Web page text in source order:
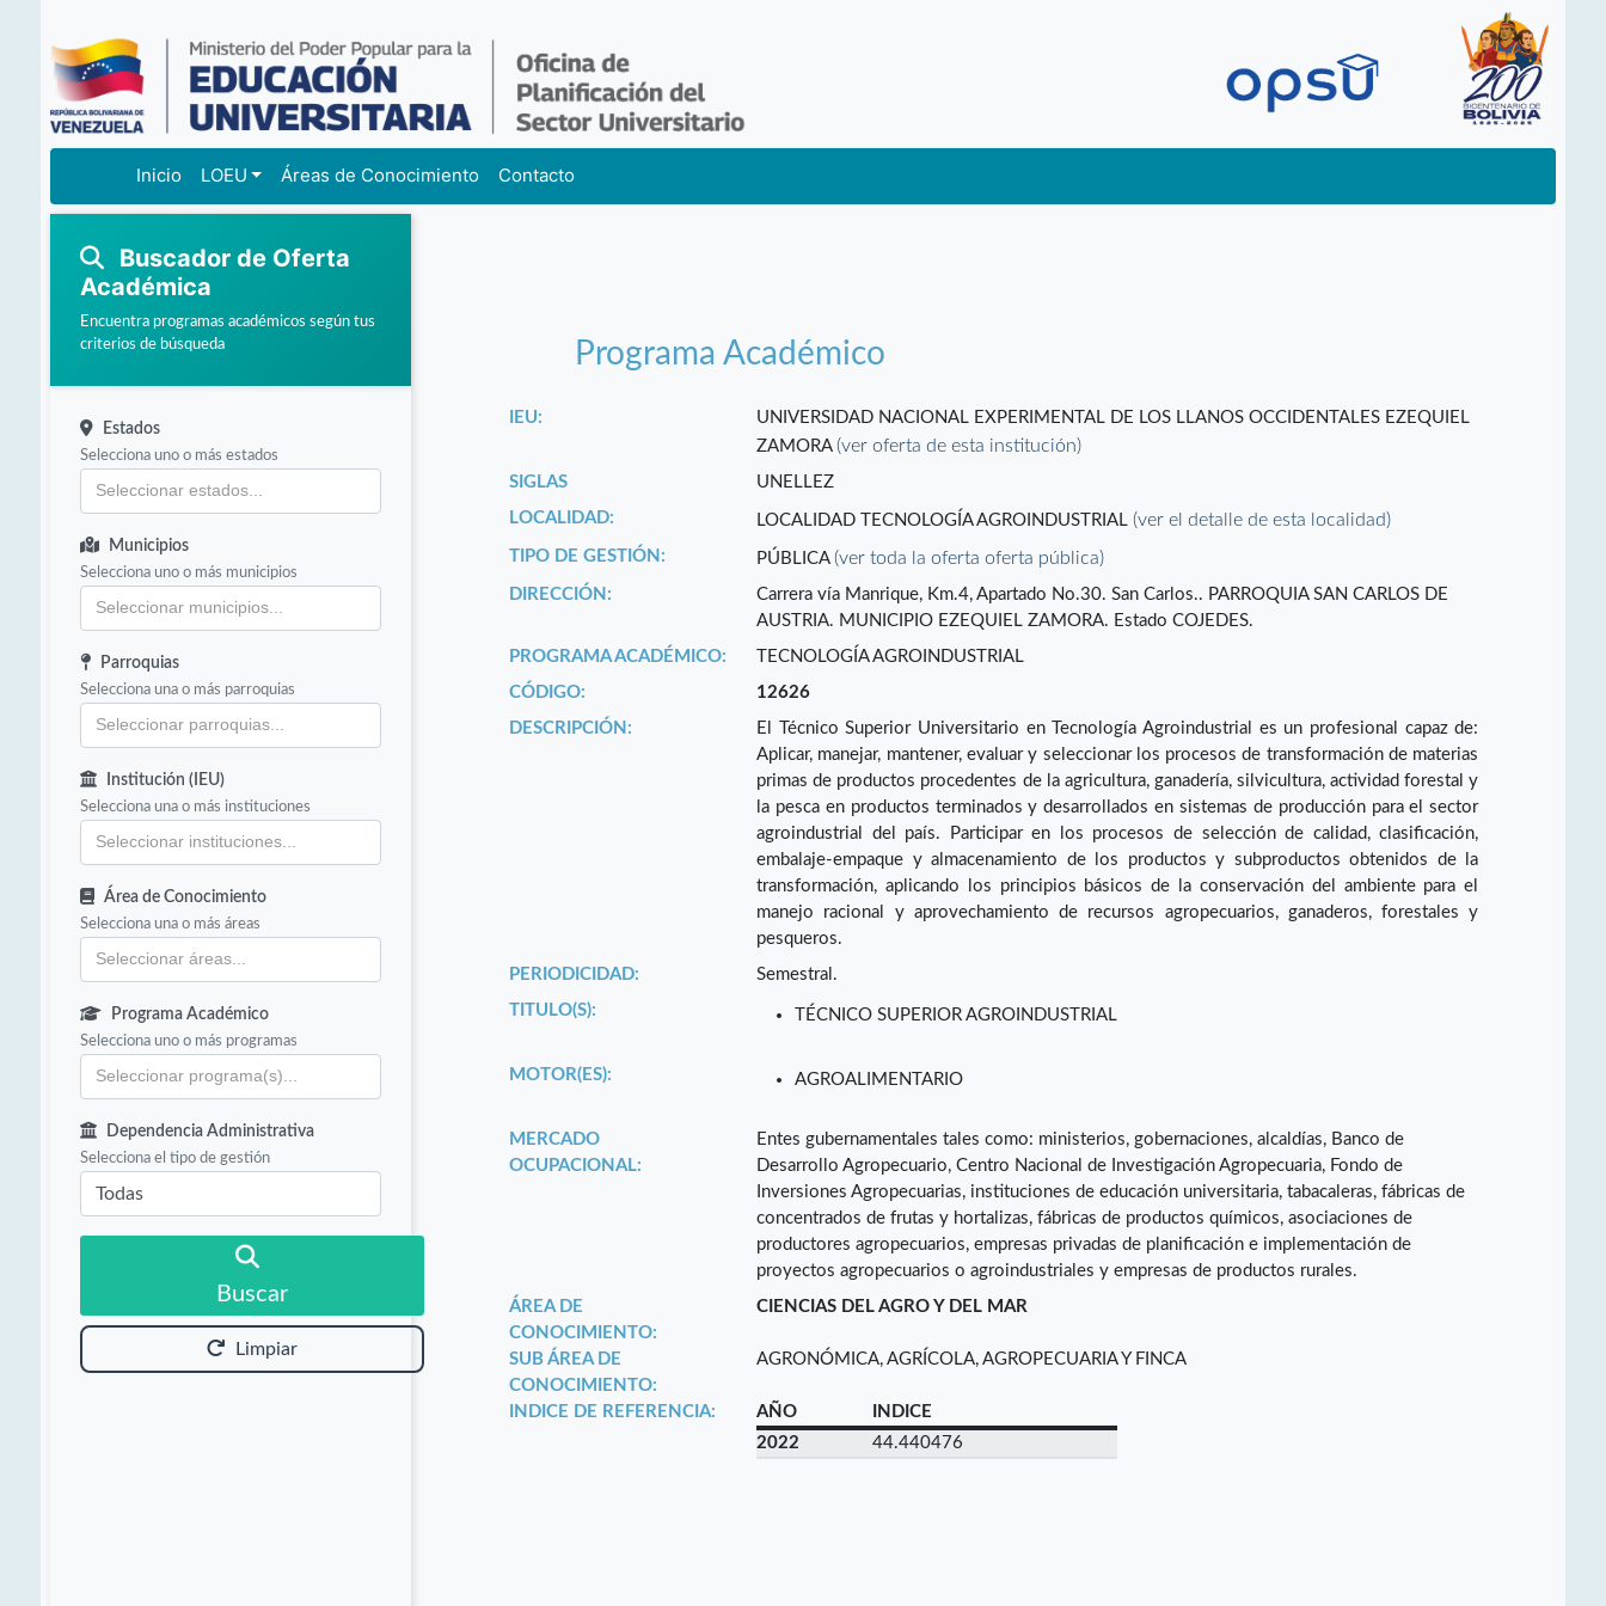
Inicio LOEU Áreas de Conocimiento Contacto
Buscador de Oferta
Académica
Encuentra programas académicos según tus
criterios de búsqueda
Estados
Selecciona uno o más estados
Municipios
Selecciona uno o más municipios
Parroquias
Selecciona una o más parroquias
Institución (IEU)
Selecciona una o más instituciones
Área de Conocimiento
Selecciona una o más áreas
Programa Académico
Selecciona uno o más programas
Dependencia Administrativa
Selecciona el tipo de gestión
Buscar
Limpiar
Programa Académico
IEU:
UNIVERSIDAD NACIONAL EXPERIMENTAL DE LOS LLANOS OCCIDENTALES EZEQUIEL
ZAMORA(ver oferta de esta institución)
SIGLAS
UNELLEZ
LOCALIDAD:
LOCALIDAD TECNOLOGÍA AGROINDUSTRIAL(ver el detalle de esta localidad)
TIPO DE GESTIÓN: PÚBLICA(ver toda la oferta oferta pública)
DIRECCIÓN:
Carrera vía Manrique, Km.4, Apartado No.30. San Carlos.. PARROQUIA SAN CARLOS DE
AUSTRIA. MUNICIPIO EZEQUIEL ZAMORA. Estado COJEDES.
PROGRAMA ACADÉMICO:
TECNOLOGÍA AGROINDUSTRIAL
CÓDIGO:
12626
DESCRIPCIÓN:
El Técnico Superior Universitario en Tecnología Agroindustrial es un profesional capaz de:
Aplicar, manejar, mantener, evaluar y seleccionar los procesos de transformación de materias
primas de productos procedentes de la agricultura, ganadería, silvicultura, actividad forestal y
la pesca en productos terminados y desarrollados en sistemas de producción para el sector
agroindustrial del país. Participar en los procesos de selección de calidad, clasificación,
embalaje-empaque y almacenamiento de los productos y subproductos obtenidos de la
transformación, aplicando los principios básicos de la conservación del ambiente para el
manejo racional y aprovechamiento de recursos agropecuarios, ganaderos, forestales y
pesqueros.
PERIODICIDAD:
Semestral.
TITULO(S):
TÉCNICO SUPERIOR AGROINDUSTRIAL
MOTOR(ES): AGROALIMENTARIO
MERCADO
OCUPACIONAL:
Entes gubernamentales tales como: ministerios, gobernaciones, alcaldías, Banco de
Desarrollo Agropecuario, Centro Nacional de Investigación Agropecuaria, Fondo de
Inversiones Agropecuarias, instituciones de educación universitaria, tabacaleras, fábricas de
concentrados de frutas y hortalizas, fábricas de productos químicos, asociaciones de
productores agropecuarios, empresas privadas de planificación e implementación de
proyectos agropecuarios o agroindustriales y empresas de productos rurales.
ÁREA DE
CONOCIMIENTO:
CIENCIAS DEL AGRO Y DEL MAR
SUB ÁREA DE
CONOCIMIENTO:
AGRONÓMICA, AGRÍCOLA, AGROPECUARIA Y FINCA
INDICE DE REFERENCIA: AÑO
INDICE
2022
44.440476